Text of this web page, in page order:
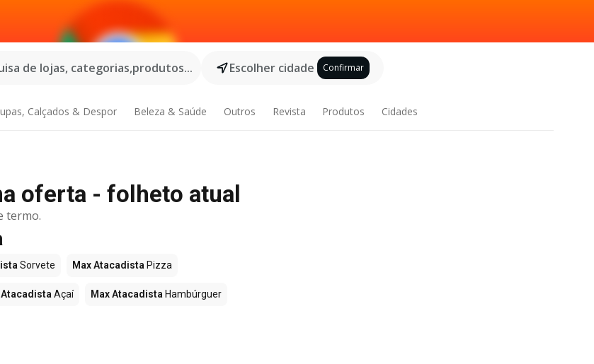
de lojas, categorias,produtos...
Escolher cidade Confirmar
Calçados & Despor Beleza & Saúde Outros Revista Produtos Cidades
oferta - folheto atual
termo.
Sorvete Max Atacadista Pizza
Atacadista Açaí Max Atacadista Hambúrguer